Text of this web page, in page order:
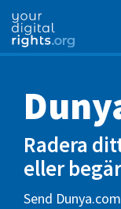
Radera
eller
Send